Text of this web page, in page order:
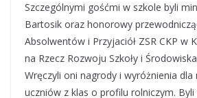
Szczególnymi gośćmi w szkole byli
Bartosik oraz honorowy
Absolwentów i Przyjaciół ZSR CKP w
na Rzecz Rozwoju Szkoły i
Wręczyli oni nagrody i wyróżnienia dla
uczniów z klas o profilu rolniczym. Byli